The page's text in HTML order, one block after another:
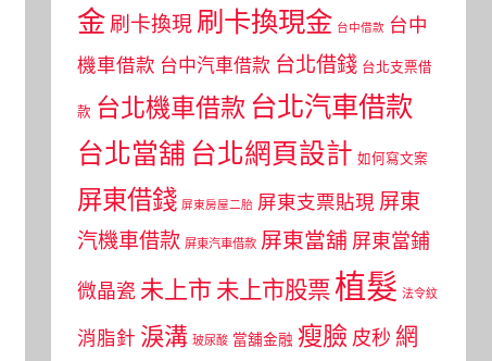
金 刷卡換現 刷卡換現金 台中借款 台中
機車借款 台中汽車借款 台北借錢 台北支票借
款 台北機車借款 台北汽車借款
台北當舖 台北網頁設計 如何寫文案
屏東借錢 屏東房屋二胎 屏東支票貼現 屏東
汽機車借款 屏東汽車借款 屏東當舖 屏東當鋪
微晶瓷 未上市 未上市股票植髮 法令紋
消脂針 淚溝 玻尿酸 當舖金融 瘦臉 皮秒 網